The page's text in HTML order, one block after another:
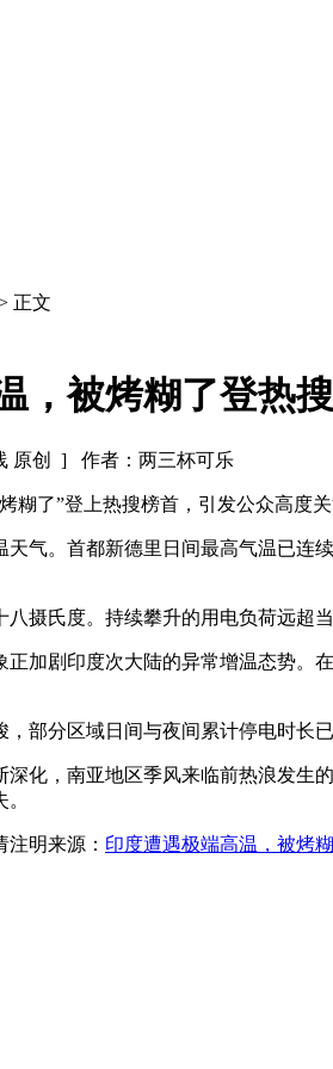
正文
，被烤糊了登热
原创 ] 作者：两三杯可乐
糊了”登上热搜榜首，引发公众高度关
气。首都新德里日间最高气温已连
摄氏度。持续攀升的用电负荷远超
加剧印度次大陆的异常增温态势。
部分区域日间与夜间累计停电时长
化，南亚地区季风来临前热浪发生
明来源： 印度遭遇极端高温，被烤